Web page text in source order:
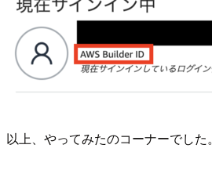
以上、やってみたのコーナーでした。